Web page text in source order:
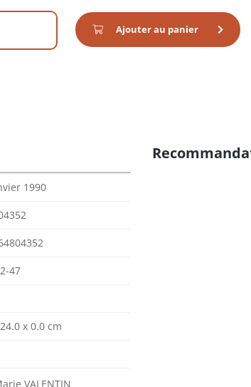
Ajouter au panier
1990
47
x 0.0 cm
VALENTIN